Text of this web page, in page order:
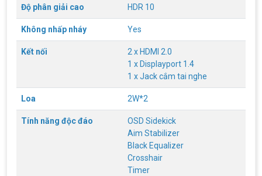
Độ phân giải cao HDR 10
Không nhấp nháy Yes
Kết nối
2 x HDMI 2.0
1 x Displayport 1.4
1 x Jack cắm tai nghe
Loa 2W*2
Tính năng độc đáo
OSD Sidekick
Aim Stabilizer
Black Equalizer
Crosshair
Timer